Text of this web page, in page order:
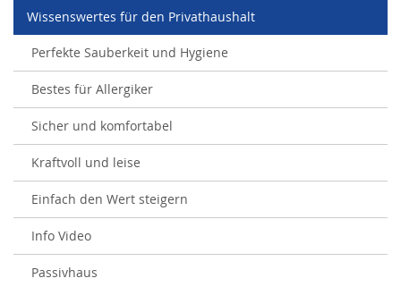
Wissenswertes für den Privathaushalt
Perfekte Sauberkeit und Hygiene
Bestes für Allergiker
Sicher und komfortabel
Kraftvoll und leise
Einfach den Wert steigern
Info Video
Passivhaus